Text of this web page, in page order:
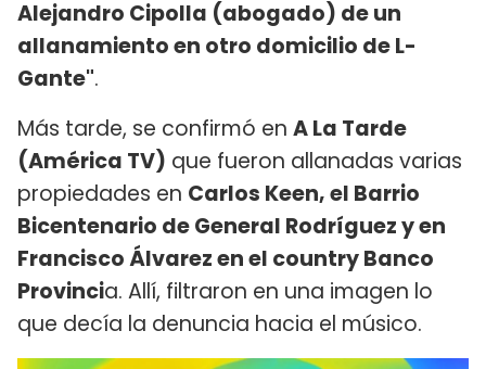
Alejandro Cipolla (abogado) de un
allanamiento en otro domicilio de L-
Gante".
Más tarde, se confirmó en A La Tarde
(América TV) que fueron allanadas varias
propiedades en Carlos Keen, el Barrio
Bicentenario de General Rodríguez y en
Francisco Álvarez en el country Banco
Provincia. Allí, filtraron en una imagen lo
que decía la denuncia hacia el músico.